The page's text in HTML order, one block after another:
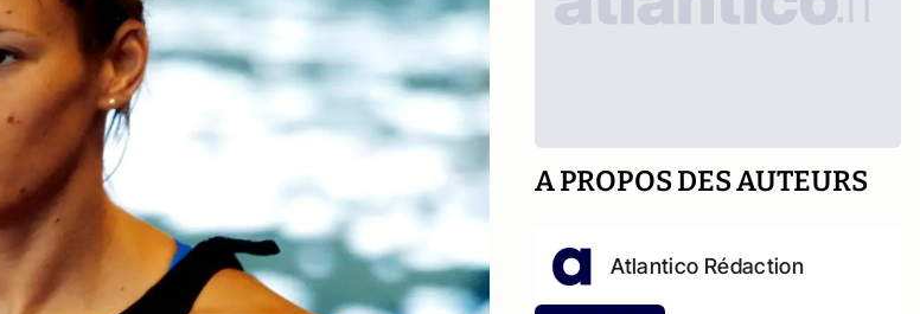
A PROPOS DES AUTEURS
Atlantico Rédaction